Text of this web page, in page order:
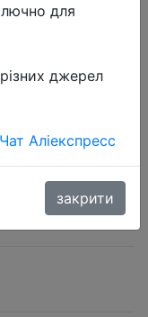
стикер с
и т.д.
для
джерел
Чат Аліекспресс
закрити